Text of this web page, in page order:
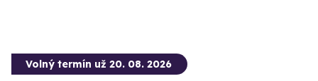
Volný termín už 20. 08. 2026